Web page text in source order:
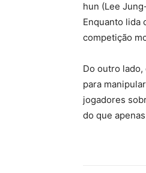
hun (Lee
Enquanto lida
competição
Do outro
para
jogadores
do que